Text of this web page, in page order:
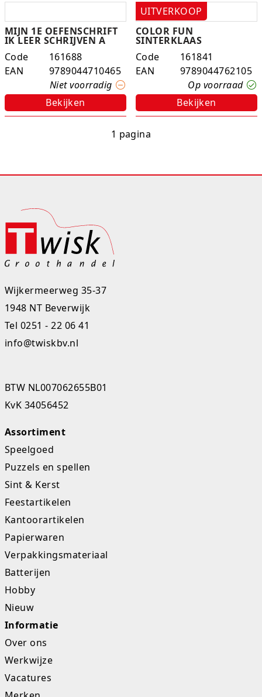
MIJN 1E OEFENSCHRIFT
IK LEER SCHRIJVEN A
Code
161688
EAN
9789044710465
Niet voorradig
Bekijken
UITVERKOOP
COLOR FUN
SINTERKLAAS
Code
161841
EAN
9789044762105
Op voorraad
Bekijken
1 pagina
Wijkermeerweg 35-37
1948 NT Beverwijk
Tel 0251 - 22 06 41
info@twiskbv.nl
BTW NL007062655B01
KvK 34056452
Assortiment
Speelgoed
Puzzels en spellen
Sint & Kerst
Feestartikelen
Kantoorartikelen
Papierwaren
Verpakkingsmateriaal
Batterijen
Hobby
Nieuw
Informatie
Over ons
Werkwijze
Vacatures